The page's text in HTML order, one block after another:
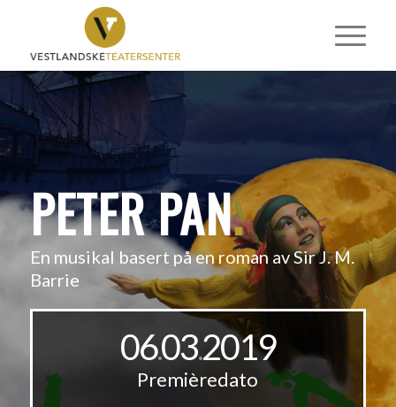
PETER PAN.
En musikal basert på en roman av Sir J. M.
Barrie
06.03.2019
Premièredato